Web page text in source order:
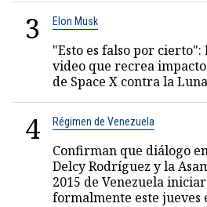
3 Elon Musk
"Esto es falso por
video que recrea
de Space X contra la Luna
4 Régimen de Venezuela
Confirman que diálogo
Delcy Rodríguez y la
2015 de Venezuela
formalmente este jueves